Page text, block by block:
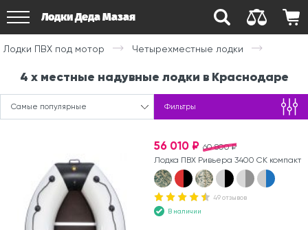
Лодки Деда Мазая
Лодки ПВХ под мотор Четырехместные лодки
4 х местные надувные лодки в Краснодаре
Самые популярные Фильтры
60 800 ₽
56 010 ₽
Лодка ПВХ Ривьера 3400 СК компакт
49 отзывов
В наличии